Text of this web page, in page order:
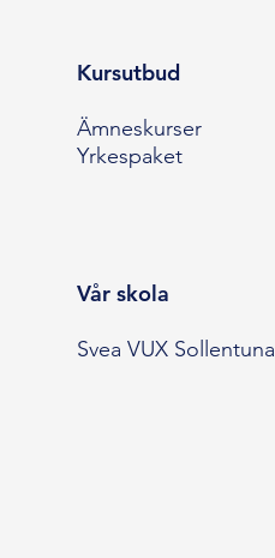
Kursutbud
Ämneskurser
Yrkespaket
Vår skola
Svea VUX Sollentuna